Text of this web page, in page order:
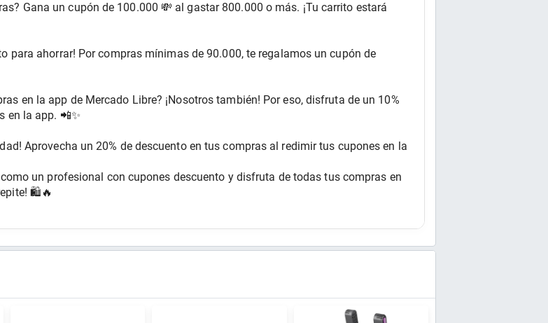
Gana un cupón de 100.000 💸 al gastar 800.000 o más. ¡Tu carrito estará
para ahorrar! Por compras mínimas de 90.000, te regalamos un cupón de
en la app de Mercado Libre? ¡Nosotros también! Por eso, disfruta de un 10%
en la app. 📲✨
Aprovecha un 20% de descuento en tus compras al redimir tus cupones en la
un profesional con cupones descuento y disfruta de todas tus compras en
🛍️🔥